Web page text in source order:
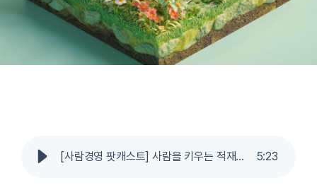
[사람경영 팟캐스트] 사람을 키우는 적재적소의 힘 5:23